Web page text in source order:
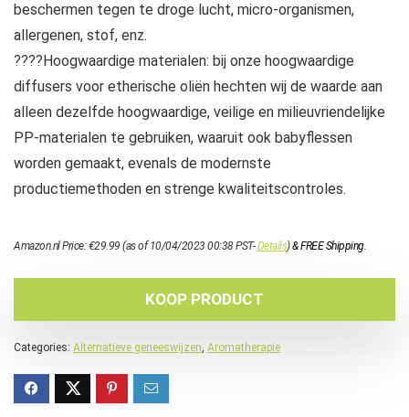
beschermen tegen te droge lucht, micro-organismen,
allergenen, stof, enz.
????Hoogwaardige materialen: bij onze hoogwaardige
diffusers voor etherische oliën hechten wij de waarde aan
alleen dezelfde hoogwaardige, veilige en milieuvriendelijke
PP-materialen te gebruiken, waaruit ook babyflessen
worden gemaakt, evenals de modernste
productiemethoden en strenge kwaliteitscontroles.
Amazon.nl Price:€29.99 (as of 10/04/2023 00:38 PST-Details)&FREE Shipping.
KOOP PRODUCT
Categories: Alternatieve geneeswijzen, Aromatherapie